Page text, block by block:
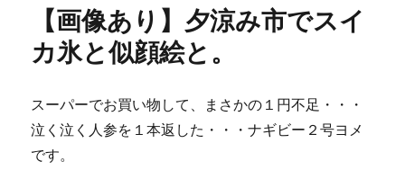
ー
夏
の
限
造・
プ
【画像あり】夕涼み市でスイ
カ氷と似顔絵と。
スーパーでお買い物して、まさかの１円不足・・・
泣く泣く人参を１本返した・・・ナギビー２号ヨメ
です。